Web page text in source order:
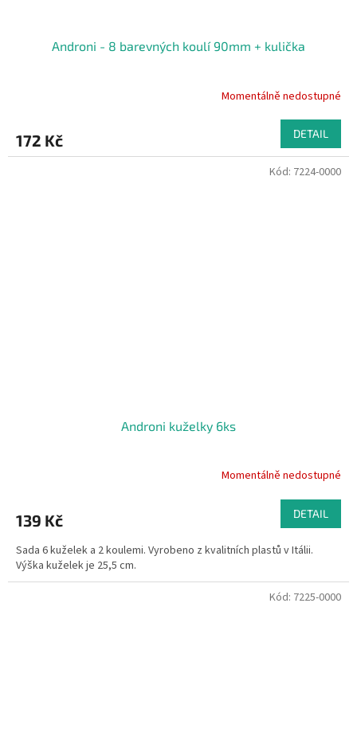
Androni - 8 barevných koulí 90mm + kulička
Momentálně nedostupné
172 Kč DETAIL
Androni kuželky 6ks
Momentálně nedostupné
139 Kč DETAIL
Sada 6 kuželek a 2 koulemi. Vyrobeno z kvalitních plastů v Itálii.
Výška kuželek je 25,5 cm.
Kód: 7224-0000
Kód: 7225-0000